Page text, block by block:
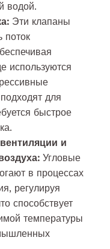
водой.
Эти клапаны
поток
используются
для
быстрое
и
Угловые
в процессах
регулируя
способствует
температуры